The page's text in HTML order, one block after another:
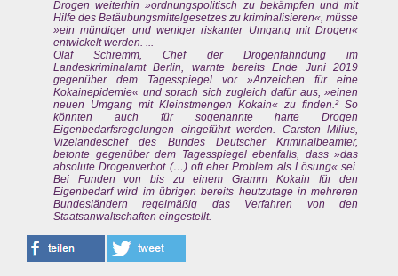
Drogen weiterhin »ordnungspolitisch zu bekämpfen und mit
Hilfe des Betäubungsmittelgesetzes zu kriminalisieren«, müsse
»ein mündiger und weniger riskanter Umgang mit Drogen«
entwickelt werden. ...
Olaf Schremm, Chef der Drogenfahndung im
Landeskriminalamt Berlin, warnte bereits Ende Juni 2019
gegenüber dem Tagesspiegel vor »Anzeichen für eine
Kokainepidemie« und sprach sich zugleich dafür aus, »einen
neuen Umgang mit Kleinstmengen Kokain« zu finden.² So
könnten auch für sogenannte harte Drogen
Eigenbedarfsregelungen eingeführt werden. Carsten Milius,
Vizelandeschef des Bundes Deutscher Kriminalbeamter,
betonte gegenüber dem Tagesspiegel ebenfalls, dass »das
absolute Drogenverbot (…) oft eher Problem als Lösung« sei.
Bei Funden von bis zu einem Gramm Kokain für den
Eigenbedarf wird im übrigen bereits heutzutage in mehreren
Bundesländern regelmäßig das Verfahren von den
Staatsanwaltschaften eingestellt.